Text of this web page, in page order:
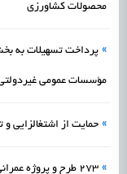
محصولات کشاورزی
» پرداخت تسهیلات به
مؤسسات عمومی
» حمایت از اشتغالزایی
» 273 طرح و پروژه عمرانی و اقتصادی و اشتغال